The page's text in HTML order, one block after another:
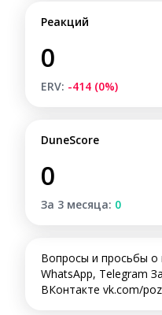
Реакций
0
ERV: -414 (0%)
DuneScore
0
За 3 месяца: 0
Вопросы и просьбы о
WhatsApp, Telegram
ВКонтакте vk.com/